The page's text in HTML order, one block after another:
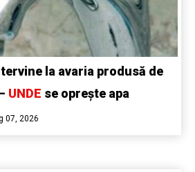
la avaria produsă de
UNDE se oprește apa
07, 2026